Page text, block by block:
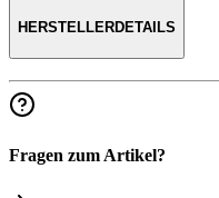
HERSTELLERDETAILS
Fragen zum Artikel?